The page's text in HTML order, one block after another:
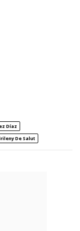
Díaz
De Salut